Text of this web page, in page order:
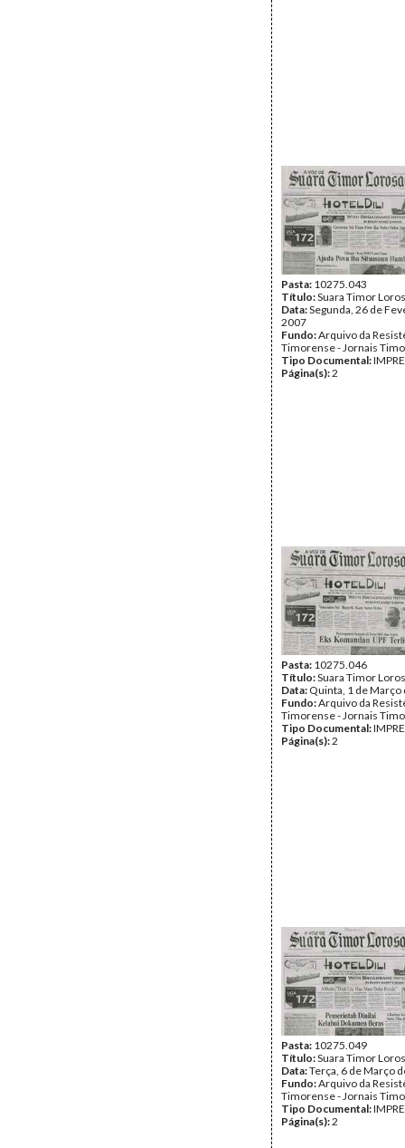
Pasta: 10275.043
Título:Suara Timor
Data:Segunda, 26 de
2007
Fundo:Arquivo da
Timorense - Jornais
Tipo Documental:
Página(s):2
Pasta: 10275.046
Título:Suara Timor
Data: Quinta, 1 de Março
Fundo:Arquivo da
Timorense - Jornais
Tipo Documental:
Página(s):2
Pasta: 10275.049
Título:Suara Timor
Data:Terça, 6 de Março
Fundo:Arquivo da
Timorense - Jornais
Tipo Documental:
Página(s):2